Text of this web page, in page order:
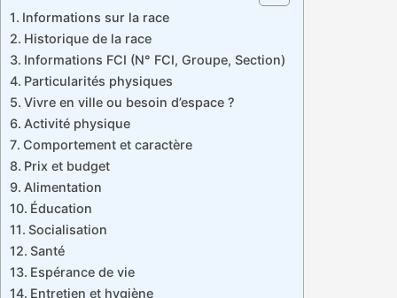
Informations sur la race
Historique de la race
Informations FCI (N° FCI, Groupe, Section)
Particularités physiques
Vivre en ville ou besoin d’espace ?
Activité physique
Comportement et caractère
Prix et budget
Alimentation
Éducation
Socialisation
Santé
Espérance de vie
Entretien et hygiène